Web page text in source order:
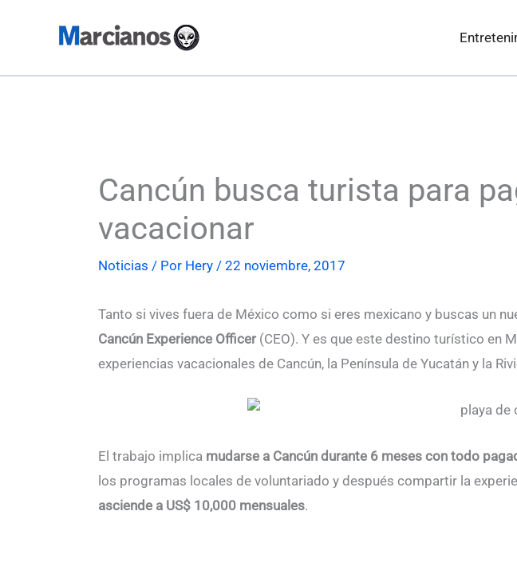
Cancún busca turista para
vacacionar
Noticias / Por Hery / 22 noviembre, 2017
Tanto si vives fuera de México como si eres mexicano y buscas un
Cancún Experience Officer(CEO). Y es que este destino turístico en
experiencias vacacionales de Cancún, la Península de Yucatán y la
El trabajo implica mudarse a Cancún durante 6 meses con todo
los programas locales de voluntariado y después compartir la
asciende a US$ 10,000 mensuales.